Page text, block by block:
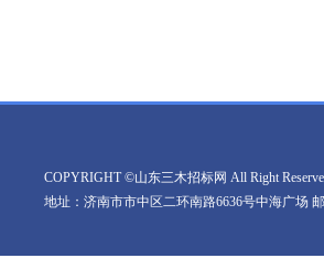
COPYRIGHT ©山东三木招标网 All Right
地址：济南市市中区二环南路6636号中海广场 邮